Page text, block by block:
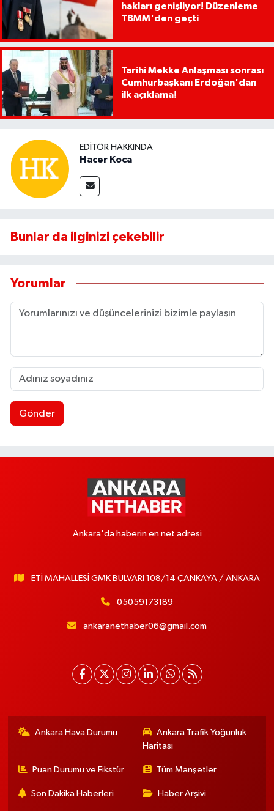
hakları genişliyor! Düzenleme
TBMM'den geçti
Tarihi Mekke Anlaşması sonrası
Cumhurbaşkanı Erdoğan'dan
ilk açıklama!
EDITÖR HAKKINDA
Hacer Koca
Bunlar da ilginizi çekebilir
Yorumlar
Gönder
Ankara'da haberin en net adresi
ETİ MAHALLESİ GMK BULVARI 108/14 ÇANKAYA / ANKARA
05059173189
ankaranethaber06@gmail.com
Ankara Hava Durumu
Ankara Trafik Yoğunluk
Haritası
Puan Durumu ve Fikstür Tüm Manşetler
Son Dakika Haberleri Haber Arşivi